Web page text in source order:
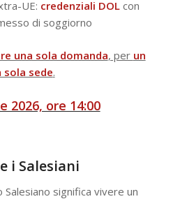
UE: credenziali DOL con
di soggiorno
una sola domanda, per un
sede.
2026, ore 14:00
i Salesiani
significa vivere un